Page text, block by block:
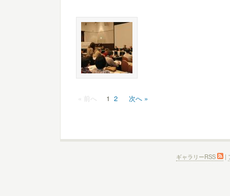
« 前へ 1 2 次へ »
ギャラリーRSS |